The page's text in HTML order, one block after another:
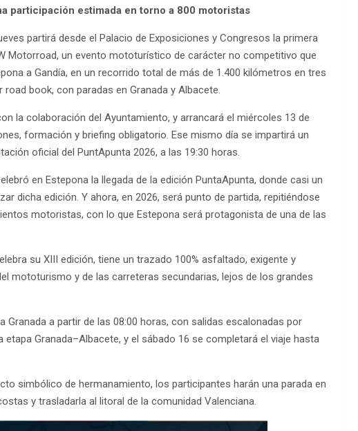
participación estimada en torno a 800 motoristas
partirá desde el Palacio de Exposiciones y Congresos la primera
Motorroad, un evento mototurístico de carácter no competitivo que
a Gandía, en un recorrido total de más de 1.400 kilómetros en tres
book, con paradas en Granada y Albacete.
la colaboración del Ayuntamiento, y arrancará el miércoles 13 de
formación y briefing obligatorio. Ese mismo día se impartirá un
oficial del PuntApunta 2026, a las 19:30 horas.
en Estepona la llegada de la edición PuntaApunta, donde casi un
dicha edición. Y ahora, en 2026, será punto de partida, repitiéndose
motoristas, con lo que Estepona será protagonista de una de las
su XIII edición, tiene un trazado 100% asfaltado, exigente y
mototurismo y de las carreteras secundarias, lejos de los grandes
Granada a partir de las 08:00 horas, con salidas escalonadas por
Granada–Albacete, y el sábado 16 se completará el viaje hasta
simbólico de hermanamiento, los participantes harán una parada en
y trasladarla al litoral de la comunidad Valenciana.